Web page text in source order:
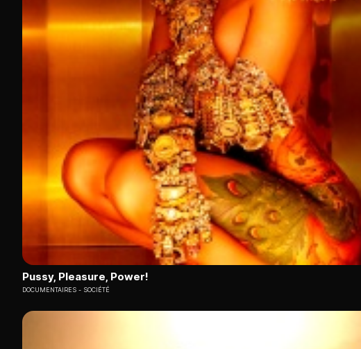
Pussy, Pleasure, Power!
DOCUMENTAIRES SOCIÉTÉ